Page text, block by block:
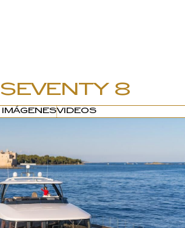
SEVENTY 8
IMÁGENESVIDEOS